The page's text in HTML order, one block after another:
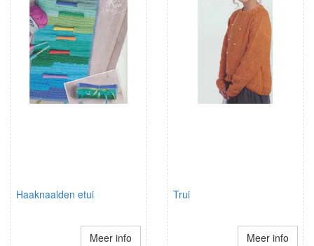
Haaknaalden etui
Meer info
Trui
Meer info